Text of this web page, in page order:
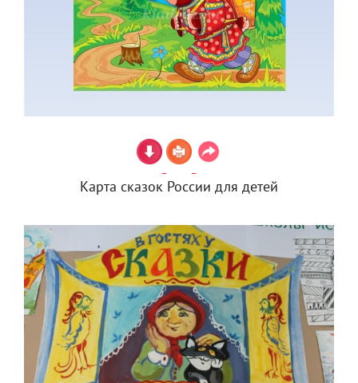
Карта сказок России для детей